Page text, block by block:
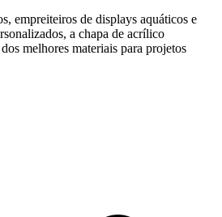
empreiteiros de displays aquáticos e
a chapa de acrílico
melhores materiais para projetos